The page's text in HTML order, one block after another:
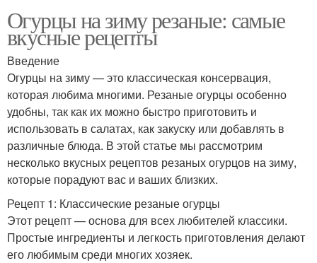
Огурцы на зиму резаные: самые
вкусные рецепты
Введение
Огурцы на зиму — это классическая консервация,
которая любима многими. Резаные огурцы особенно
удобны, так как их можно быстро приготовить и
использовать в салатах, как закуску или добавлять в
различные блюда. В этой статье мы рассмотрим
несколько вкусных рецептов резаных огурцов на зиму,
которые порадуют вас и ваших близких.
Рецепт 1: Классические резаные огурцы
Этот рецепт — основа для всех любителей классики.
Простые ингредиенты и легкость приготовления делают
его любимым среди многих хозяек.